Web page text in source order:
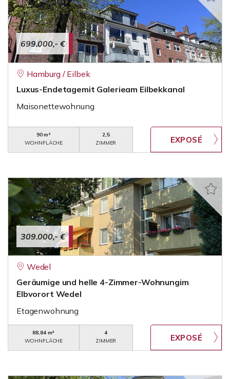
699.000,- €
Hamburg / Eilbek
Luxus-Endetagemit Galerieam Eilbekkanal
Maisonettewohnung
90 m²
WOHNFLÄCHE
2,5
ZIMMER
309.000,- €
Wedel
Geräumige und helle 4-Zimmer-Wohnungim
Elbvorort Wedel
Etagenwohnung
88,84 m²
WOHNFLÄCHE
4
ZIMMER